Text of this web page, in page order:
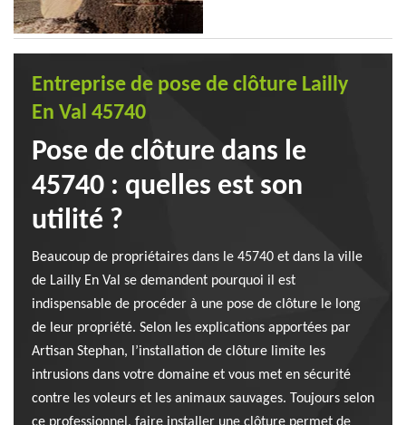
Entreprise de pose de clôture Lailly
En Val 45740
Pose de clôture dans le
45740 : quelles est son
utilité ?
Beaucoup de propriétaires dans le 45740 et dans la ville
de Lailly En Val se demandent pourquoi il est
indispensable de procéder à une pose de clôture le long
de leur propriété. Selon les explications apportées par
Artisan Stephan, l’installation de clôture limite les
intrusions dans votre domaine et vous met en sécurité
contre les voleurs et les animaux sauvages. Toujours selon